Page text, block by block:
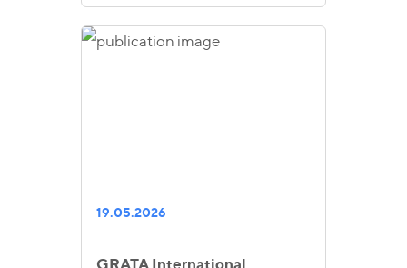
19.05.2026
GRATA International